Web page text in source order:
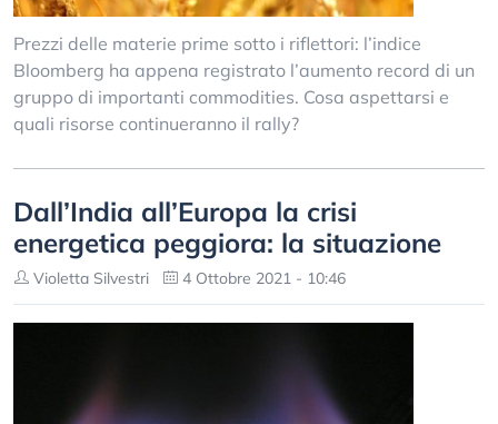
Prezzi delle materie prime sotto i riflettori: l’indice
Bloomberg ha appena registrato l’aumento record di un
gruppo di importanti commodities. Cosa aspettarsi e
quali risorse continueranno il rally?
Dall’India all’Europa la crisi
energetica peggiora: la situazione
Violetta Silvestri 4 Ottobre 2021 - 10:46